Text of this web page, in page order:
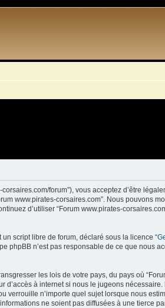
corsaires.com/forum”), vous acceptez d’être
www.pirates-corsaires.com”. Nous pouvons
d’utiliser “Forum www.pirates-
un script libre de forum, déclaré sous la licence “
n’est pas responsable de ce que nous
les lois de votre pays, du pays où
à internet si nous le jugeons nécessaire.
verrouille n’importe quel sujet lorsque nous
ne soient pas diffusées à une tierce